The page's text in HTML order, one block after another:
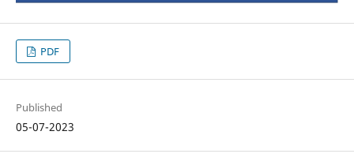
PDF
Published
05-07-2023